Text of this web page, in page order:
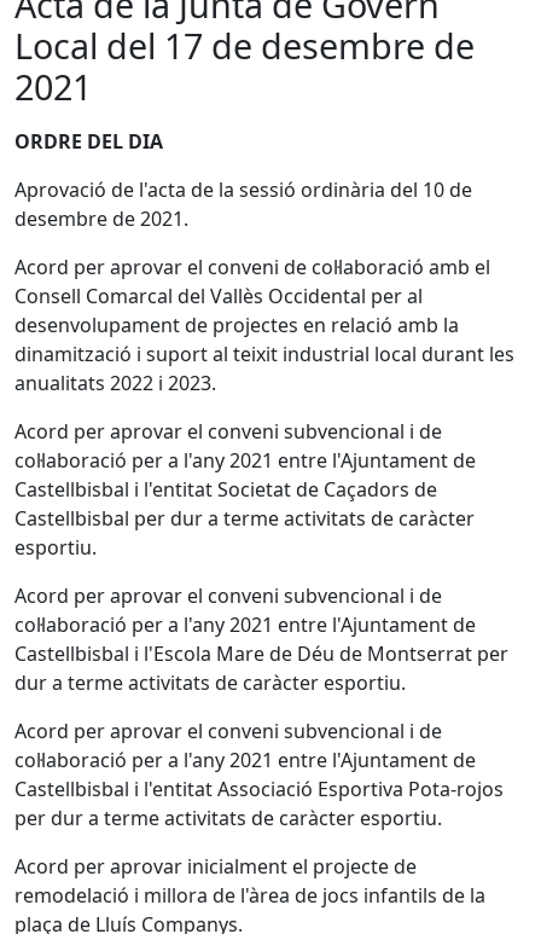
Local del 17 de desembre de
2021
ORDRE DEL DIA
Aprovació de l'acta de la sessió ordinària del 10 de
desembre de 2021.
Acord per aprovar el conveni de col·laboració amb el
Consell Comarcal del Vallès Occidental per al
desenvolupament de projectes en relació amb la
dinamització i suport al teixit industrial local durant les
anualitats 2022 i 2023.
Acord per aprovar el conveni subvencional i de
col·laboració per a l'any 2021 entre l'Ajuntament de
Castellbisbal i l'entitat Societat de Caçadors de
Castellbisbal per dur a terme activitats de caràcter
esportiu.
Acord per aprovar el conveni subvencional i de
col·laboració per a l'any 2021 entre l'Ajuntament de
Castellbisbal i l'Escola Mare de Déu de Montserrat per
dur a terme activitats de caràcter esportiu.
Acord per aprovar el conveni subvencional i de
col·laboració per a l'any 2021 entre l'Ajuntament de
Castellbisbal i l'entitat Associació Esportiva Pota-rojos
per dur a terme activitats de caràcter esportiu.
Acord per aprovar inicialment el projecte de
remodelació i millora de l'àrea de jocs infantils de la
plaça de Lluís Companys.